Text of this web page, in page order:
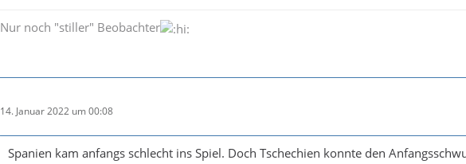
Nur noch "stiller" Beobachter
14. Januar 2022 um 00:08
Spanien kam anfangs schlecht ins Spiel. Doch Tschechien konnte den